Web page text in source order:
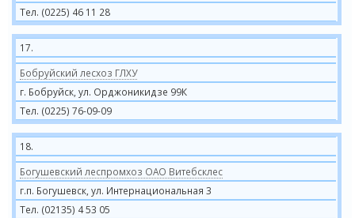
Тел. (0225) 46 11 28
17.
Бобруйский лесхоз ГЛХУ
г. Бобруйск, ул. Орджоникидзе 99К
Тел. (0225) 76-09-09
18.
Богушевский леспромхоз ОАО Витебсклес
г.п. Богушевск, ул. Интернациональная 3
Тел. (02135) 4 53 05